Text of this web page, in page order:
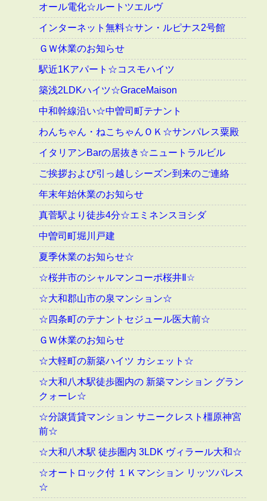
オール電化☆ルートツエルヴ
インターネット無料☆サン・ルピナス2号館
ＧＷ休業のお知らせ
駅近1Kアパート☆コスモハイツ
築浅2LDKハイツ☆GraceMaison
中和幹線沿い☆中曽司町テナント
わんちゃん・ねこちゃんＯＫ☆サンパレス粟殿
イタリアンBarの居抜き☆ニュートラルビル
ご挨拶および引っ越しシーズン到来のご連絡
年末年始休業のお知らせ
真菅駅より徒歩4分☆エミネンスヨシダ
中曽司町堀川戸建
夏季休業のお知らせ☆
☆桜井市のシャルマンコーポ桜井Ⅱ☆
☆大和郡山市の泉マンション☆
☆四条町のテナントセジュール医大前☆
ＧＷ休業のお知らせ
☆大軽町の新築ハイツ カシェット☆
☆大和八木駅徒歩圏内の 新築マンション グラン
クォーレ☆
☆分譲賃貸マンション サニークレスト橿原神宮
前☆
☆大和八木駅 徒歩圏内 3LDK ヴィラール大和☆
☆オートロック付 １Ｋマンション リッツパレス
☆